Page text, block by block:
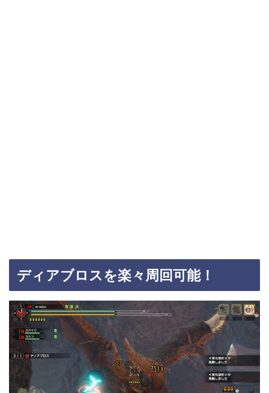
ディアブロスを楽々周回可能！